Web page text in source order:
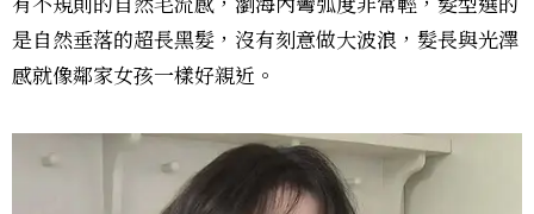
有不規則的自然毛流感，瀏海內彎弧度非常輕，髮型選的
是自然垂落的超長黑髮，沒有刻意做大波浪，髮長與光澤
感就像鄰家女孩一樣好親近。